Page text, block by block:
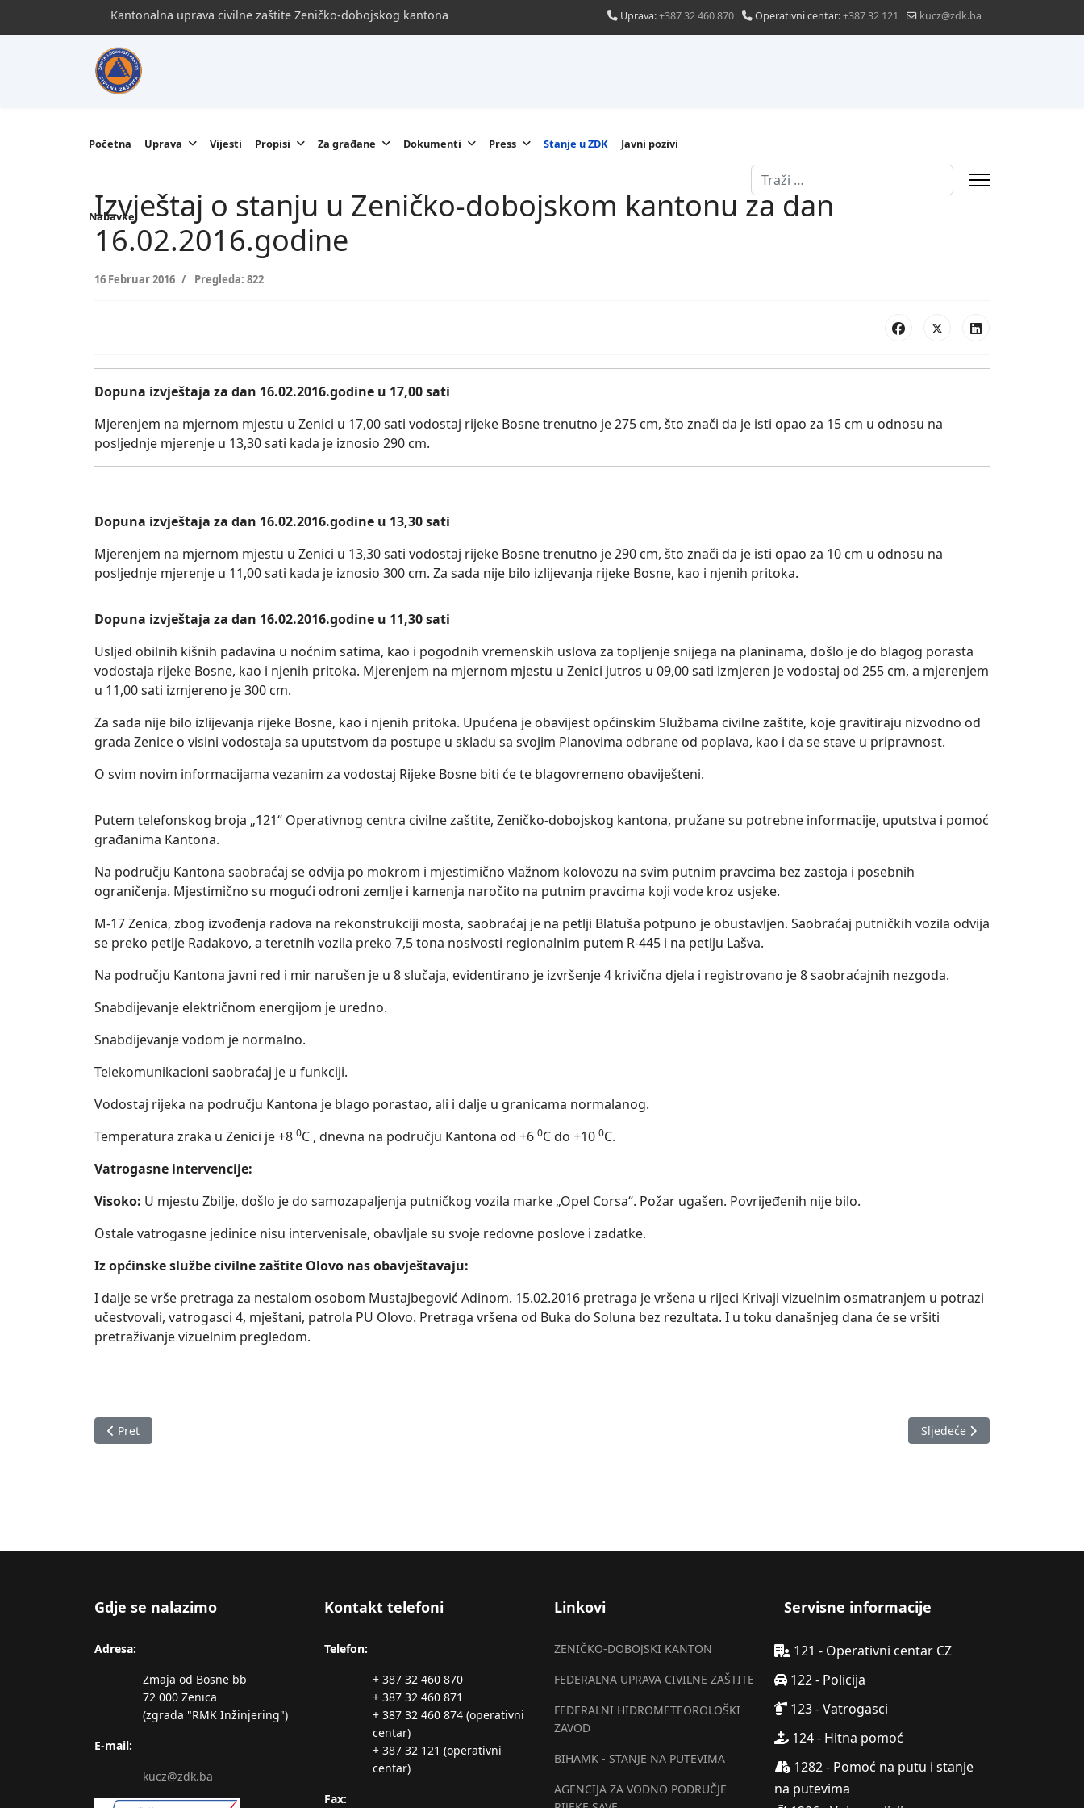
Kantonalna uprava civilne zaštite Zeničko-dobojskog kantona Uprava:+387 32 460 870 Operativni centar:+387 32 121 kucz@zdk.ba
Početna Uprava Vijesti Propisi Za građane Dokumenti Press Stanje u ZDK Javni pozivi
Nabavke
Traži
Izvještaj o stanju u Zeničko-dobojskom kantonu za dan
16.02.2016.godine
16 Februar 2016 Pregleda: 822
Dopuna izvještaja za dan 16.02.2016.godine u 17,00 sati
Mjerenjem na mjernom mjestu u Zenici u 17,00 sati vodostaj rijeke Bosne trenutno je 275 cm, što znači da je isti opao za 15 cm u odnosu na
posljednje mjerenje u 13,30 sati kada je iznosio 290 cm.
Dopuna izvještaja za dan 16.02.2016.godine u 13,30 sati
Mjerenjem na mjernom mjestu u Zenici u 13,30 sati vodostaj rijeke Bosne trenutno je 290 cm, što znači da je isti opao za 10 cm u odnosu na
posljednje mjerenje u 11,00 sati kada je iznosio 300 cm. Za sada nije bilo izlijevanja rijeke Bosne, kao i njenih pritoka.
Dopuna izvještaja za dan 16.02.2016.godine u 11,30 sati
Usljed obilnih kišnih padavina u noćnim satima, kao i pogodnih vremenskih uslova za topljenje snijega na planinama, došlo je do blagog porasta
vodostaja rijeke Bosne, kao i njenih pritoka. Mjerenjem na mjernom mjestu u Zenici jutros u 09,00 sati izmjeren je vodostaj od 255 cm, a mjerenjem
u 11,00 sati izmjereno je 300 cm.
Za sada nije bilo izlijevanja rijeke Bosne, kao i njenih pritoka. Upućena je obavijest općinskim Službama civilne zaštite, koje gravitiraju nizvodno od
grada Zenice o visini vodostaja sa uputstvom da postupe u skladu sa svojim Planovima odbrane od poplava, kao i da se stave u pripravnost.
O svim novim informacijama vezanim za vodostaj Rijeke Bosne biti će te blagovremeno obaviješteni.
Putem telefonskog broja „121“ Operativnog centra civilne zaštite, Zeničko-dobojskog kantona, pružane su potrebne informacije, uputstva i pomoć
građanima Kantona.
Na području Kantona saobraćaj se odvija po mokrom i mjestimično vlažnom kolovozu na svim putnim pravcima bez zastoja i posebnih
ograničenja. Mjestimično su mogući odroni zemlje i kamenja naročito na putnim pravcima koji vode kroz usjeke.
M-17 Zenica, zbog izvođenja radova na rekonstrukciji mosta, saobraćaj je na petlji Blatuša potpuno je obustavljen. Saobraćaj putničkih vozila odvija
se preko petlje Radakovo, a teretnih vozila preko 7,5 tona nosivosti regionalnim putem R-445 i na petlju Lašva.
Na području Kantona javni red i mir narušen je u 8 slučaja, evidentirano je izvršenje 4 krivična djela i registrovano je 8 saobraćajnih nezgoda.
Snabdijevanje električnom energijom je uredno.
Snabdijevanje vodom je normalno.
Telekomunikacioni saobraćaj je u funkciji.
Vodostaj rijeka na području Kantona je blago porastao, ali i dalje u granicama normalanog.
Temperatura zraka u Zenici je +8 0C , dnevna na području Kantona od +6 0C do +10 0C.
Vatrogasne intervencije:
Visoko: U mjestu Zbilje, došlo je do samozapaljenja putničkog vozila marke „Opel Corsa“. Požar ugašen. Povrijeđenih nije bilo.
Ostale vatrogasne jedinice nisu intervenisale, obavljale su svoje redovne poslove i zadatke.
Iz općinske službe civilne zaštite Olovo nas obavještavaju:
I dalje se vrše pretraga za nestalom osobom Mustajbegović Adinom. 15.02.2016 pretraga je vršena u rijeci Krivaji vizuelnim osmatranjem u potrazi
učestvovali, vatrogasci 4, mještani, patrola PU Olovo. Pretraga vršena od Buka do Soluna bez rezultata. I u toku današnjeg dana će se vršiti
pretraživanje vizuelnim pregledom.
Prethodni članak: Izvještaj o stanju u Zeničko-dobojskom kantonu za dan 17.02.2016.godine
Pret Sljedeći članak: Izvještaj o
Sljedeće
Gdje se nalazimo
Adresa:
Zmaja od Bosne bb
72 000 Zenica
(zgrada "RMK Inžinjering")
E-mail:
kucz@zdk.ba
Kontakt telefoni
Telefon:
+ 387 32 460 870
+ 387 32 460 871
+ 387 32 460 874 (operativni
centar)
+ 387 32 121 (operativni
centar)
Fax:
Linkovi
ZENIČKO-DOBOJSKI KANTON
FEDERALNA UPRAVA CIVILNE ZAŠTITE
FEDERALNI HIDROMETEOROLOŠKI
ZAVOD
BIHAMK - STANJE NA PUTEVIMA
AGENCIJA ZA VODNO PODRUČJE
Servisne informacije
121 - Operativni centar CZ
122 - Policija
123 - Vatrogasci
124 - Hitna pomoć
1282 - Pomoć na putu i stanje
na putevima